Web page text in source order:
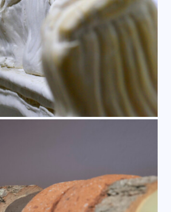
la representación,
percibida y generan dobles
revelan verdades ocultas.
de sus últimos trabajos
y Piñero comienzan para
De
línea de investigación en
del lenguaje.
imágenes en la lectura
cuerpo del lenguaje y que el tropo